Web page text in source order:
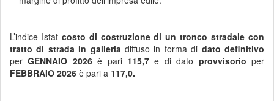
L’indice Istat costo di costruzionedi un tronco stradale con
tratto di strada in galleria diffuso in forma di dato definitivo
per GENNAIO 2026è pari 115,7e di dato provvisorio per
FEBBRAIO 2026 è pari a 117,0.